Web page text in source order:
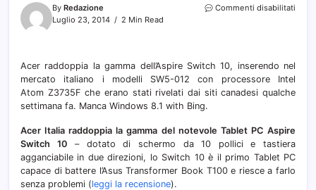
By Redazione
Luglio 23, 2014
2 Min Read
Commenti disabilitati
e
Italia
Acer raddoppia la gamma dell’Aspire Switch 10, inserendo nel
mercato italiano i modelli SW5-012 con processore Intel
Atom Z3735F che erano stati rivelati dai siti canadesi qualche
settimana fa. Manca Windows 8.1 with Bing.
Acer Italia raddoppia la gamma del notevole Tablet PC Aspire
Switch 10 – dotato di schermo da 10 pollici e tastiera
agganciabile in due direzioni, lo Switch 10 è il primo Tablet PC
capace di battere l’Asus Transformer Book T100 e riesce a farlo
senza problemi (leggi la recensione).